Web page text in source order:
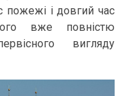
пожежі і довгий час
вже повністю
вигляду